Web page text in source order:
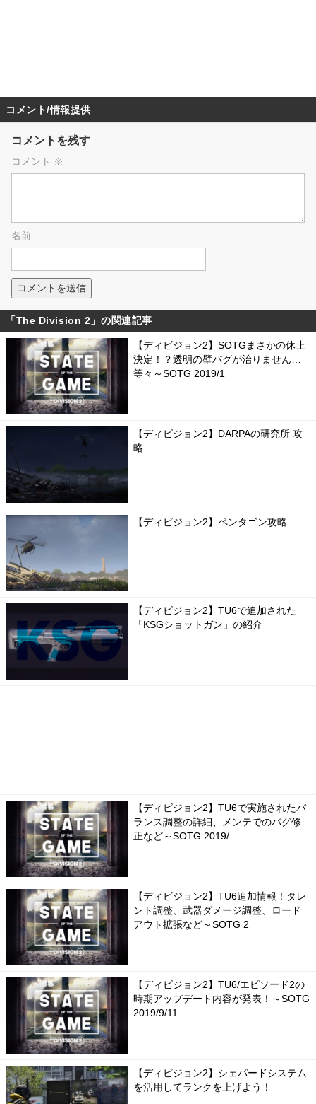
コメント/情報提供
コメントを残す
コメント ※
名前
「The Division 2」の関連記事
【ディビジョン2】SOTGまさかの休止
決定！？透明の壁バグが治りません…
等々～SOTG 2019/1
【ディビジョン2】DARPAの研究所 攻
略
【ディビジョン2】ペンタゴン攻略
【ディビジョン2】TU6で追加された
「KSGショットガン」の紹介
【ディビジョン2】TU6で実施されたバ
ランス調整の詳細、メンテでのバグ修
正など～SOTG 2019/
【ディビジョン2】TU6追加情報！タレ
ント調整、武器ダメージ調整、ロード
アウト拡張など～SOTG 2
【ディビジョン2】TU6/エピソード2の
時期アップデート内容が発表！～SOTG
2019/9/11
【ディビジョン2】シェパードシステム
を活用してランクを上げよう！